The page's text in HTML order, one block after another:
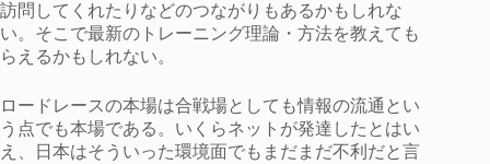
訪問してくれたりなどのつながりもあるかもしれな
い。そこで最新のトレーニング理論・方法を教えても
らえるかもしれない。
ロードレースの本場は合戦場としても情報の流通とい
う点でも本場である。いくらネットが発達したとはい
え、日本はそういった環境面でもまだまだ不利だと言